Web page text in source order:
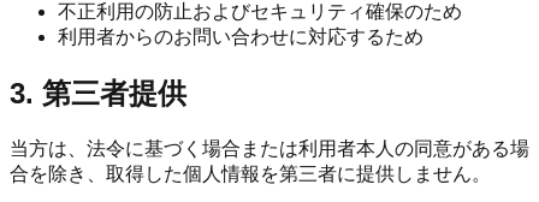
不正利用の防止およびセキュリティ確保のため
利用者からのお問い合わせに対応するため
3. 第三者提供
当方は、法令に基づく場合または利用者本人の同意がある場
合を除き、取得した個人情報を第三者に提供しません。